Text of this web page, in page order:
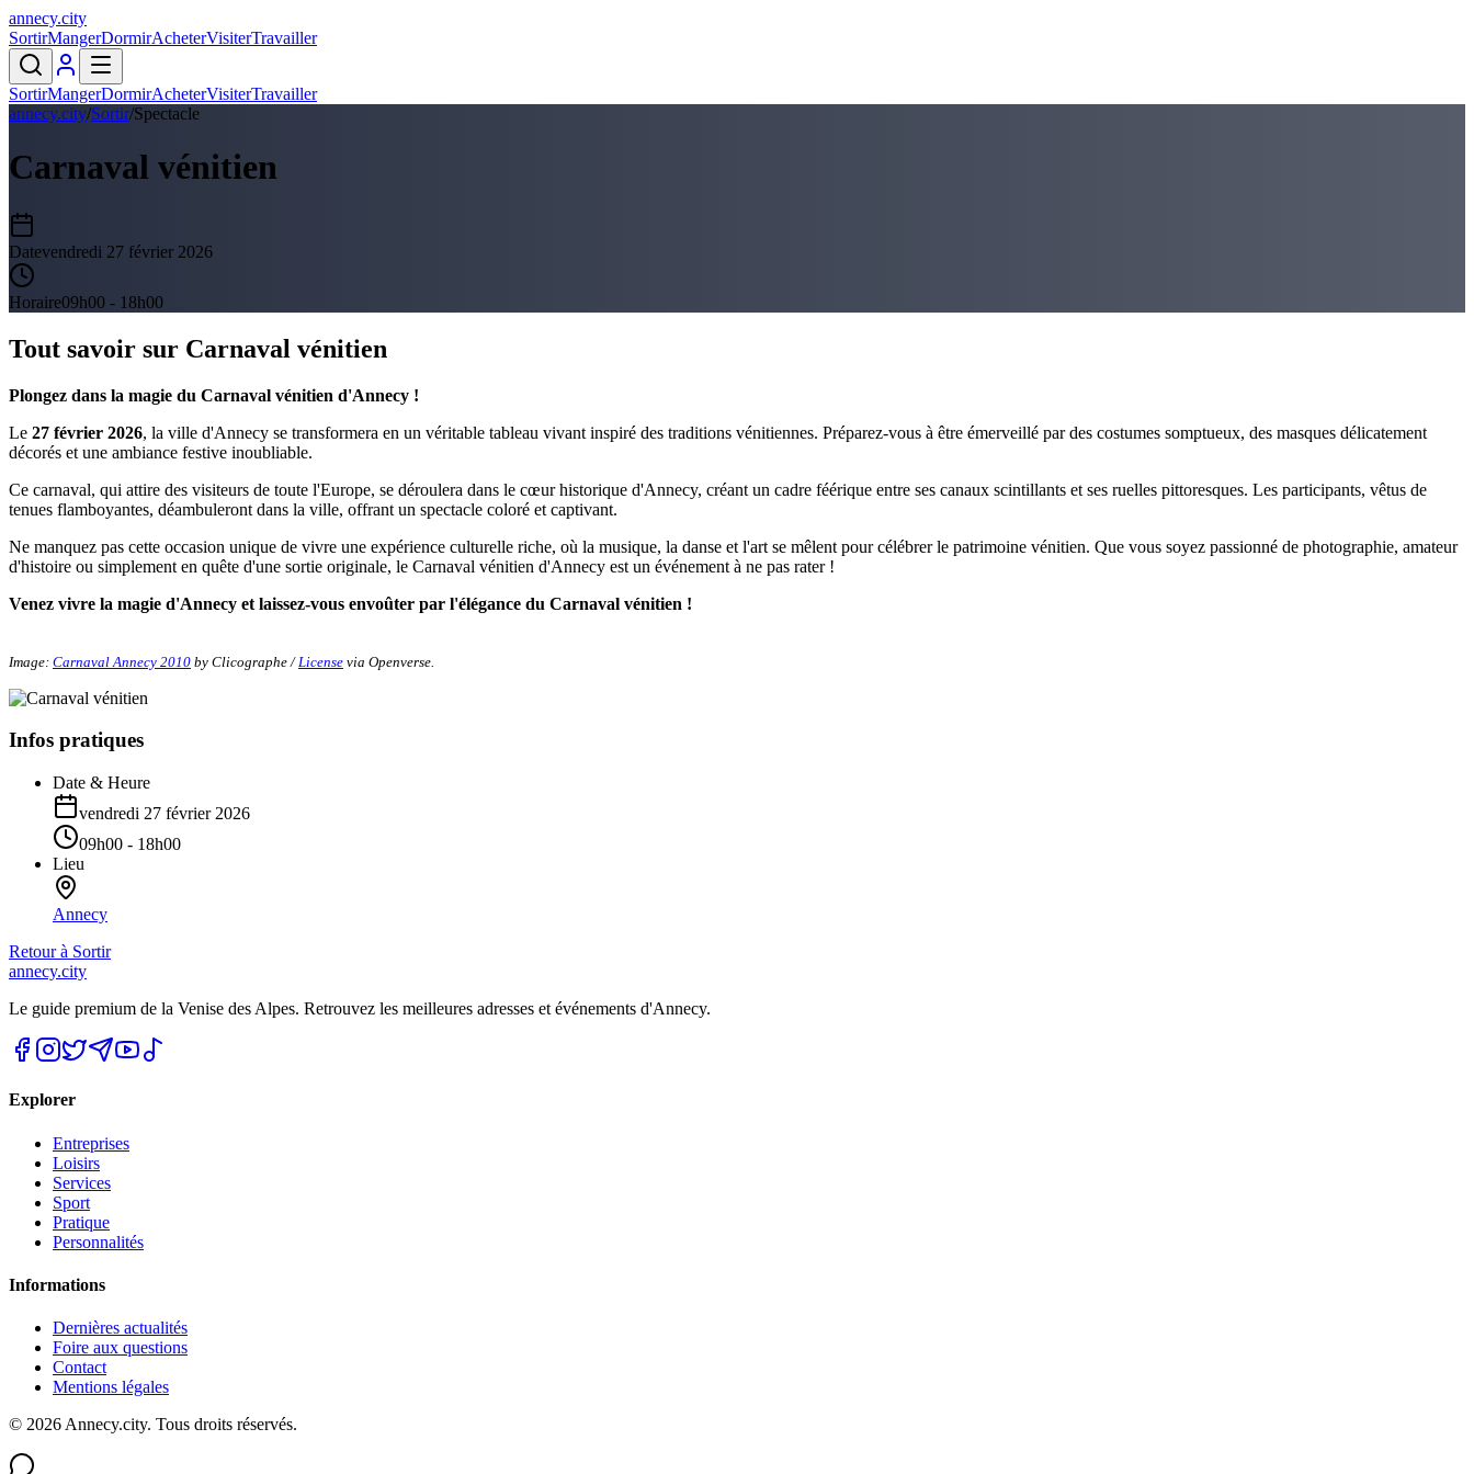
annecy.city
SortirMangerDormirAcheterVisiterTravailler
SortirMangerDormirAcheterVisiterTravailler
annecy.city/Sortir/Spectacle
Carnaval vénitien
Datevendredi 27 février 2026
Horaire09h00 - 18h00
Tout savoir sur Carnaval vénitien
Plongez dans la magie du Carnaval vénitien d'Annecy !
Le 27 février 2026, la ville d'Annecy se transformera en un véritable tableau vivant inspiré des traditions vénitiennes. Préparez-vous à être émerveillé par des costumes somptueux, des masques délicatement
décorés et une ambiance festive inoubliable.
Ce carnaval, qui attire des visiteurs de toute l'Europe, se déroulera dans le cœur historique d'Annecy, créant un cadre féérique entre ses canaux scintillants et ses ruelles pittoresques. Les participants, vêtus de
tenues flamboyantes, déambuleront dans la ville, offrant un spectacle coloré et captivant.
Ne manquez pas cette occasion unique de vivre une expérience culturelle riche, où la musique, la danse et l'art se mêlent pour célébrer le patrimoine vénitien. Que vous soyez passionné de photographie, amateur
d'histoire ou simplement en quête d'une sortie originale, le Carnaval vénitien d'Annecy est un événement à ne pas rater !
Venez vivre la magie d'Annecy et laissez-vous envoûter par l'élégance du Carnaval vénitien !
Image: Carnaval Annecy 2010 by Clicographe / License via Openverse.
Infos pratiques
Date & Heure
vendredi 27 février 2026
09h00 - 18h00
Lieu
Annecy
Retour à Sortir
annecy.city
Le guide premium de la Venise des Alpes. Retrouvez les meilleures adresses et événements d'Annecy.
Explorer
Entreprises
Loisirs
Services
Sport
Pratique
Personnalités
Informations
Dernières actualités
Foire aux questions
Contact
Mentions légales
© 2026 Annecy.city. Tous droits réservés.